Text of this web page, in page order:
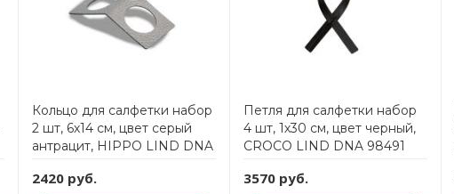
Кольцо для салфетки набор
2 шт, 6х14 см, цвет серый
антрацит, HIPPO LIND DNA
2420 руб.
Петля для салфетки набор
4 шт, 1х30 см, цвет черный,
CROCO LIND DNA 98491
3570 руб.